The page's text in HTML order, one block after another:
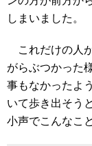
しまいました。
これだけの人
がらぶつかった
事もなかったよ
いて歩き出そう
小声でこんなこ